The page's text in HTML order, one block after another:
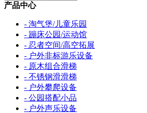
产品中心
- 淘气堡/儿童乐园
- 蹦床公园/运动馆
- 忍者空间/高空拓展
- 户外非标游乐设备
- 原木组合滑梯
- 不锈钢滑滑梯
- 户外攀爬设备
- 公园搭配小品
- 户外声乐设备